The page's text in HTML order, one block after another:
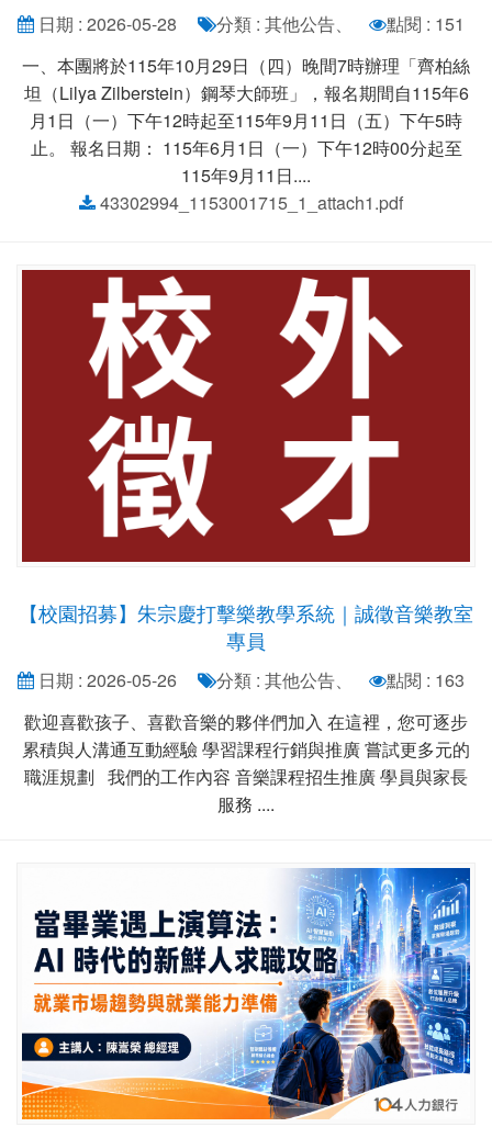
日期 : 2026-05-28 分類 : 其他公告、
點閱 : 151
一、本團將於115年10月29日（四）晚間7時辦理「齊柏絲
坦（Lilya Zilberstein）鋼琴大師班」，報名期間自115年6
月1日（一）下午12時起至115年9月11日（五）下午5時
止。 報名日期： 115年6月1日（一）下午12時00分起至
115年9月11日....
43302994_1153001715_1_attach1.pdf
【校園招募】朱宗慶打擊樂教學系統｜誠徵音樂教室
專員
日期 : 2026-05-26 分類 : 其他公告、
點閱 : 163
歡迎喜歡孩子、喜歡音樂的夥伴們加入 在這裡，您可逐步
累積與人溝通互動經驗 學習課程行銷與推廣 嘗試更多元的
職涯規劃 我們的工作內容 音樂課程招生推廣 學員與家長
服務 ....